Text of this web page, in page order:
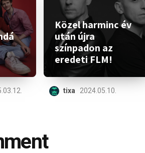
Közel harminc év
után újra
színpadon az
eredeti FLM!
tixa 2024.05.10.